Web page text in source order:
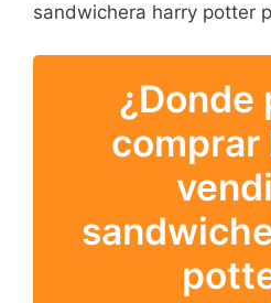
sandwichera harry potter
¿Donde
comprar